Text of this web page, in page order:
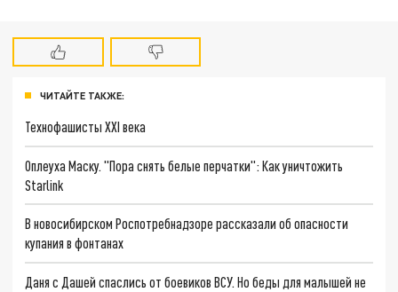
ЧИТАЙТЕ ТАКЖЕ:
Технофашисты XXI века
Оплеуха Маску. "Пора снять белые перчатки": Как уничтожить
Starlink
В новосибирском Роспотребнадзоре рассказали об опасности
купания в фонтанах
Даня с Дашей спаслись от боевиков ВСУ. Но беды для малышей не